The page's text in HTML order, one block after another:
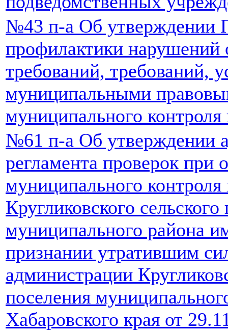
№43 п-а Об утверждении
профилактики нарушений
требований, требований,
муниципальными
муниципального контроля
№61 п-а Об утверждении
регламента проверок при
муниципального контроля
Кругликовского
муниципального района
признании утратившим
администрации
поселения
Хабаровского края от